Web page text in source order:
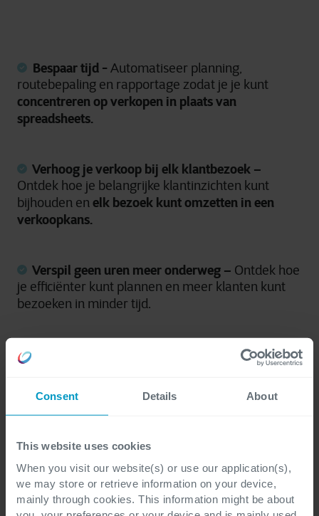
Consent Details About
This website uses cookies
When you visit our website(s) or use our application(s),
we may store or retrieve information on your device,
mainly through cookies. This information might be about
Bespaar tijd - Automatiseer planning,
routebepaling en rapportage zodat je je kunt
concentreren op verkopen in plaats van
spreadsheets.
Verhoog je verkoop bij elk klantbezoek –
Ontdek hoe je belangrijke klantinzichten kunt
bijhouden enelk bezoek kunt omzetten in een
verkoopkans.
Verspil geen uren meer onderweg – Ontdek hoe
je efficiënter kunt plannen en meer klanten kunt
bezoeken in minder tijd.
Ontdek hoe toonaangevende merken zoals
hun buitendienststrategie hebben
te genereren.